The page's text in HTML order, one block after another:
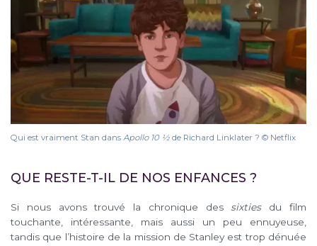
Qui est vraiment Stan dans Apollo 10 1⁄2 de Richard Linklater ? © Netflix
QUE RESTE-T-IL DE NOS ENFANCES ?
Si nous avons trouvé la chronique des sixties du film
touchante, intéressante, mais aussi un peu ennuyeuse,
tandis que l’histoire de la mission de Stanley est trop dénuée